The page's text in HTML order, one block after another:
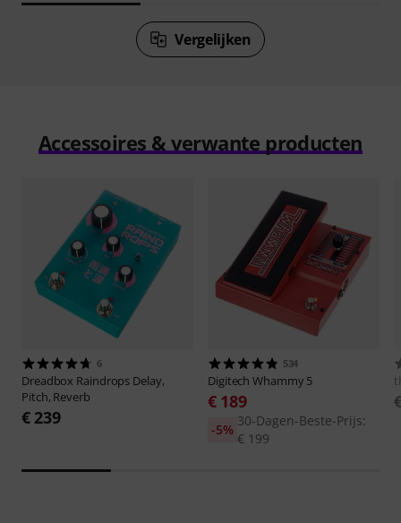
Vergelijken
Accessoires & verwante producten
6
Dreadbox Raindrops Delay,
Pitch, Reverb
€ 239
534
DigitechWhammy 5
€ 189
30-Dagen-Beste-Prijs:
€ 199
-5%